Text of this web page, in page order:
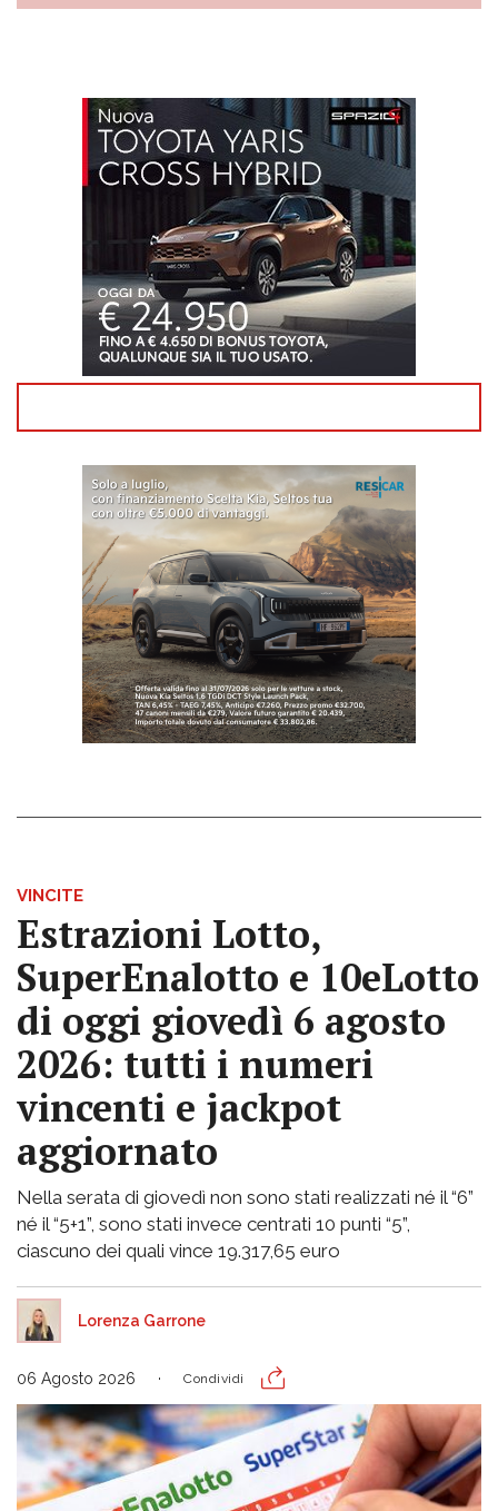
VINCITE
Estrazioni Lotto,
SuperEnalotto e 10eLotto
di oggi giovedì 6 agosto
2026: tutti i numeri
vincenti e jackpot
aggiornato
Nella serata di giovedì non sono stati realizzati né il “6”
né il “5+1”, sono stati invece centrati 10 punti “5”,
ciascuno dei quali vince 19.317,65 euro
Lorenza Garrone
06 Agosto 2026 Condividi